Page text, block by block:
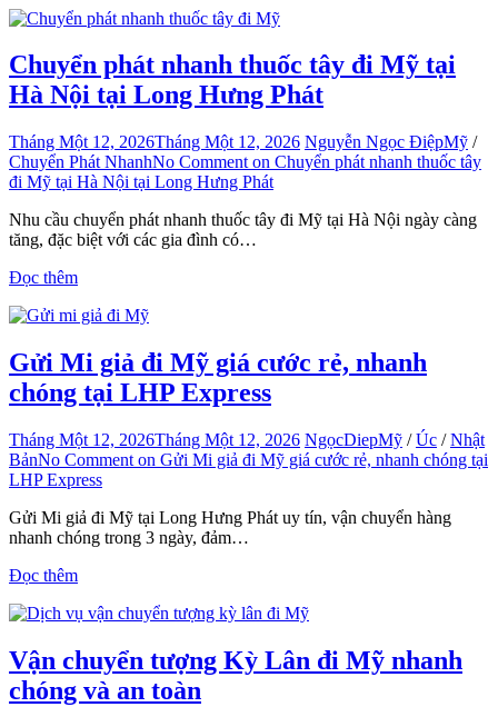
Chuyển phát nhanh thuốc tây đi Mỹ tại
Hà Nội tại Long Hưng Phát
Tháng Một 12, 2026Tháng Một 12, 2026 Nguyễn Ngọc ĐiệpMỹ /
Chuyển Phát NhanhNo Comment on Chuyển phát nhanh thuốc tây
đi Mỹ tại Hà Nội tại Long Hưng Phát
Nhu cầu chuyển phát nhanh thuốc tây đi Mỹ tại Hà Nội ngày càng
tăng, đặc biệt với các gia đình có…
Đọc thêm
Gửi Mi giả đi Mỹ giá cước rẻ, nhanh
chóng tại LHP Express
Tháng Một 12, 2026Tháng Một 12, 2026 NgọcDiepMỹ /Úc /Nhật
BảnNo Comment on Gửi Mi giả đi Mỹ giá cước rẻ, nhanh chóng tại
LHP Express
­Gửi Mi giả đi Mỹ tại Long Hưng Phát uy tín, vận chuyển hàng
nhanh chóng trong 3 ngày, đảm…
Đọc thêm
Vận chuyển tượng Kỳ Lân đi Mỹ nhanh
chóng và an toàn